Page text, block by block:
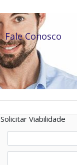
Fale Conosco
Solicitar Viabilidade